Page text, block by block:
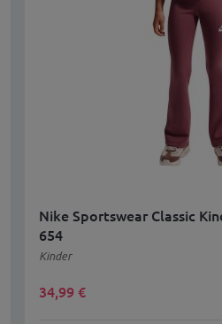
Nike Sportswear Classic
654
Kinder
34,99 €